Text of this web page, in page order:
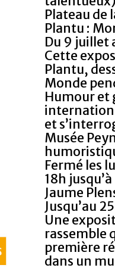
Plateau de
Plantu :
Du 9 juillet
Cette
Plantu,
Monde
Humour et
et
Musée
Fermé les
18h
Jaume
Jusqu’au
Une
rassemble
première
dans un